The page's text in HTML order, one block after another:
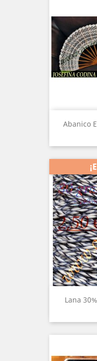
Abanico
Lana